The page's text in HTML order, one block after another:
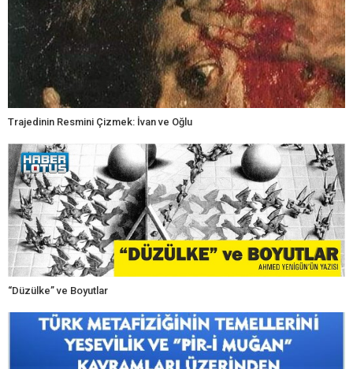
Trajedinin Resmini Çizmek: İvan ve Oğlu
“Düzülke” ve Boyutlar